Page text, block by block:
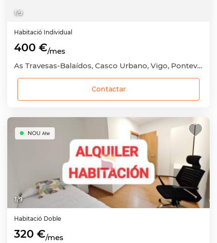
1/9
Habitació Individual
400 €/mes
As Travesas-Balaídos, Casco Urbano, Vigo, Pontevedra
Contactar
1/9
NOU Ahir
Habitació Doble
320 €/mes